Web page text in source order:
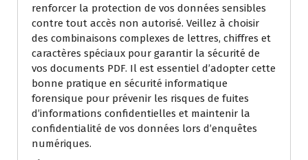
renforcer la protection de vos données sensibles
contre tout accès non autorisé. Veillez à choisir
des combinaisons complexes de lettres, chiffres et
caractères spéciaux pour garantir la sécurité de
vos documents PDF. Il est essentiel d’adopter cette
bonne pratique en sécurité informatique
forensique pour prévenir les risques de fuites
d’informations confidentielles et maintenir la
confidentialité de vos données lors d’enquêtes
numériques.